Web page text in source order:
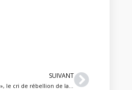
SUIVANT
Pandorea – « Invisible War », le cri de rébellion de la nature contre l’humanité
Suivant